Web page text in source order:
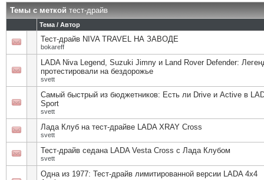
Темы с меткойтест-драйв
Тема / Автор
Тест-драйв NIVA TRAVEL НА ЗАВОДЕ
bokareff
LADA Niva Legend, Suzuki Jimny и Land Rover Defender:
протестировали на бездорожье
svett
Самый быстрый из бюджетников: Есть ли Drive и Active в
Sport
svett
Лада Клуб на тест-драйве LADA XRAY Cross
svett
Тест-драйв седана LADA Vesta Cross с Лада Клубом
svett
Одна из 1977: Тест-драйв лимитированной версии LADA 4x4